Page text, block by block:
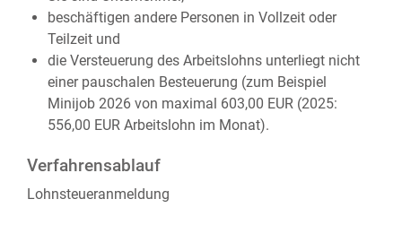
beschäftigen andere Personen in Vollzeit oder
Teilzeit und
die Versteuerung des Arbeitslohns unterliegt nicht
einer pauschalen Besteuerung (zum Beispiel
Minijob 2026 von maximal 603,00 EUR (2025:
556,00 EUR Arbeitslohn im Monat).
Verfahrensablauf
Lohnsteueranmeldung